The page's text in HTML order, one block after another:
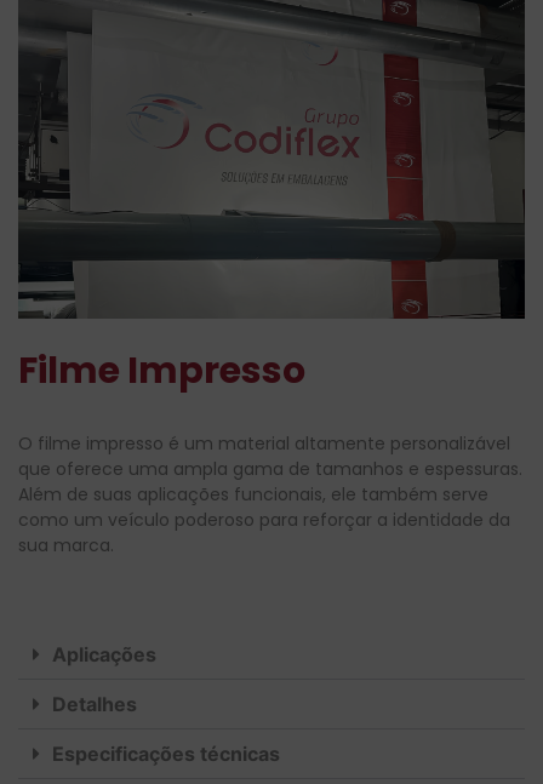
Filme Impresso
O filme impresso é um material altamente personalizável
que oferece uma ampla gama de tamanhos e espessuras.
Além de suas aplicações funcionais, ele também serve
como um veículo poderoso para reforçar a identidade da
sua marca.
Aplicações
Detalhes
Especificações técnicas